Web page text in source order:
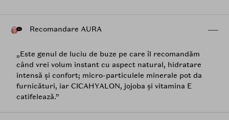
Recomandare AURA
„Este genul de luciu de buze pe care îl recomandăm
când vrei volum instant cu aspect natural, hidratare
intensă și confort; micro-particulele minerale pot da
furnicături, iar CICAHYALON, jojoba și vitamina E
catifelează.”